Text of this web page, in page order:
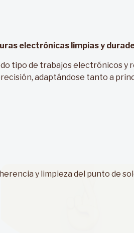
electrónicas limpias y
tipo de trabajos electrónicos y
adaptándose tanto a
y limpieza del punto de
No te pierdas